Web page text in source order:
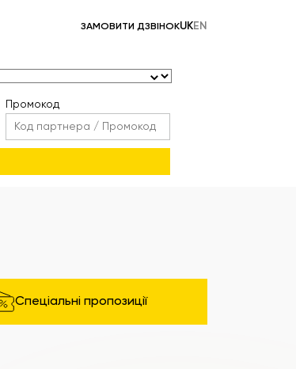
ЗАМОВИТИ ДЗВІНОКUKEN
Промокод
Спеціальні пропозиції